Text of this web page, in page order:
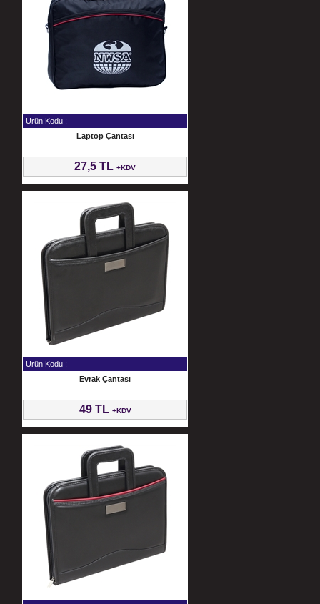
Ürün Kodu :
Laptop Çantası
27,5 TL +KDV
Ürün Kodu :
Evrak Çantası
49 TL +KDV